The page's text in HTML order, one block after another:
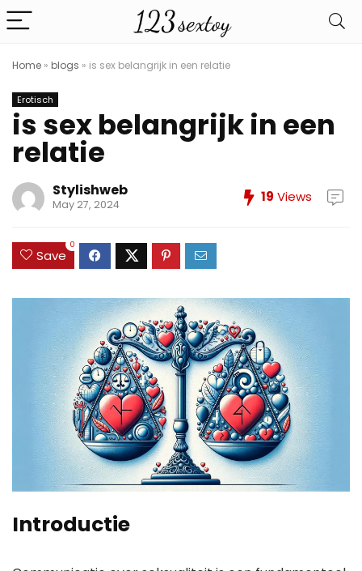
Home » blogs » is sex belangrijk in een relatie
Erotisch
is sex belangrijk in een
relatie
Stylishweb
May 27, 2024 19 Views
Save
0
Introductie